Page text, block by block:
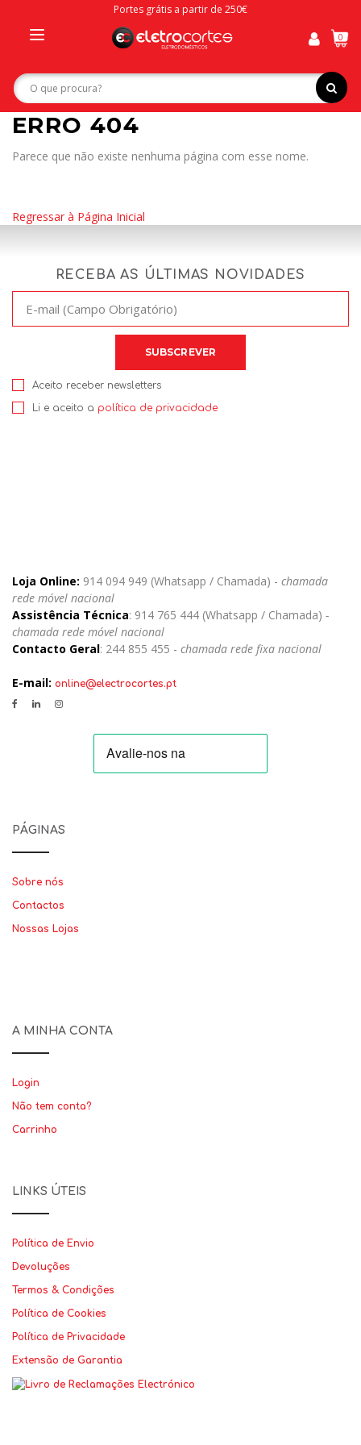
Portes grátis a partir de 250€
navigation
0
ERRO 404
Parece que não existe nenhuma página com esse nome.
Regressar à Página Inicial
RECEBA AS ÚLTIMAS NOVIDADES
Aceito receber newsletters
Li e aceito a política de privacidade
Loja Online: 914 094 949 (Whatsapp / Chamada) - chamada
rede móvel nacional
Assistência Técnica: 914 765 444 (Whatsapp / Chamada) -
chamada rede móvel nacional
Contacto Geral: 244 855 455 - chamada rede fixa nacional
E-mail: online@electrocortes.pt
PÁGINAS
Sobre nós
Contactos
Nossas Lojas
A MINHA CONTA
Login
Não tem conta?
Carrinho
LINKS ÚTEIS
Política de Envio
Devoluções
Termos & Condições
Política de Cookies
Política de Privacidade
Extensão de Garantia